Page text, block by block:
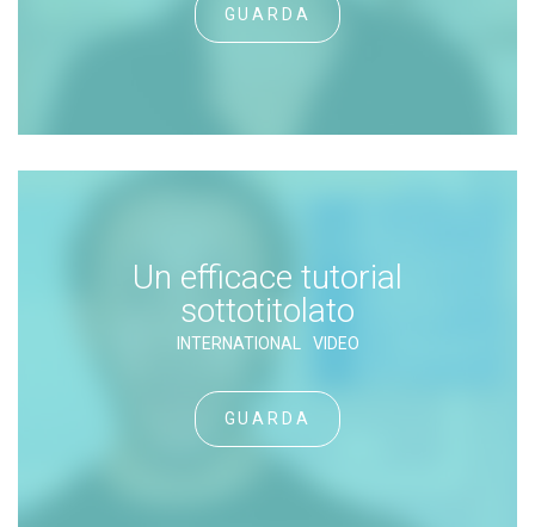
GUARDA
Un efficace tutorial
sottotitolato
INTERNATIONAL VIDEO
GUARDA